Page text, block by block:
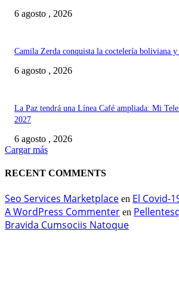
6 agosto , 2026
Camila Zerda conquista la coctelería boliviana
6 agosto , 2026
La Paz tendrá una Línea Café ampliada: Mi
2027
6 agosto , 2026
Cargar más
RECENT COMMENTS
Seo Services Marketplace en El Covid-
A WordPress Commenter en
Bravida Cumsociis Natoque